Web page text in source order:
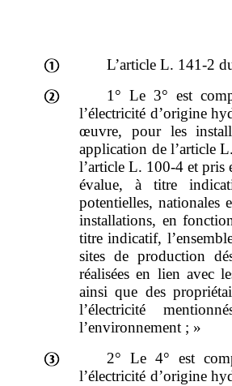
L’article L. 141‑2
1° Le 3° est
l’électricité d’origine
œuvre, pour les
application de l’article
l’article L. 100‑4 et
évalue, à titre
potentielles, nationales
installations, en
titre indicatif,
sites de production
réalisées en lien avec
ainsi que des
l’électricité
l’environnement ; »
2° Le 4° est
l’électricité d’origine